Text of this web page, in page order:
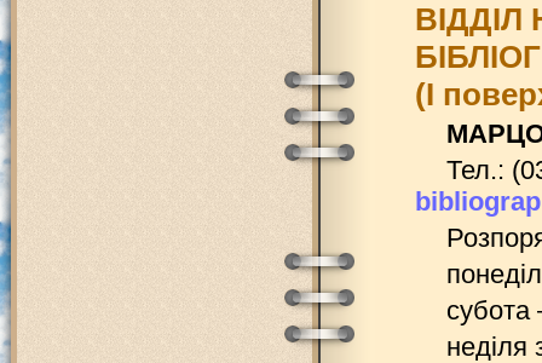
ВІДДІЛ
(І
Тел.:
субота
неділя